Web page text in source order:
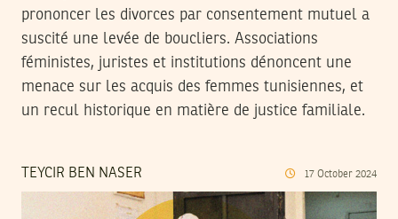
prononcer les divorces par consentement mutuel a
suscité une levée de boucliers. Associations
féministes, juristes et institutions dénoncent une
menace sur les acquis des femmes tunisiennes, et
un recul historique en matière de justice familiale.
TEYCIR BEN NASER 17 October 2024